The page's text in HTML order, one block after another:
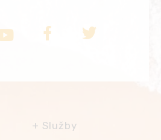
Služby